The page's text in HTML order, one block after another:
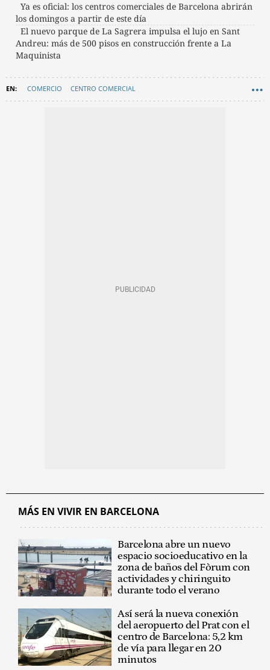
Ya es oficial: los centros comerciales de Barcelona abrirán
los domingos a partir de este día
El nuevo parque de La Sagrera impulsa el lujo en Sant
Andreu: más de 500 pisos en construcción frente a La
Maquinista
COMERCIO CENTRO COMERCIAL
MÁS EN VIVIR EN BARCELONA
Barcelona abre un nuevo
espacio socioeducativo en la
zona de baños del Fòrum con
actividades y chiringuito
durante todo el verano
Así será la nueva conexión
del aeropuerto del Prat con el
centro de Barcelona: 5,2 km
de vía para llegar en 20
minutos